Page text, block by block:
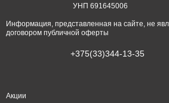
УНП 691645006
Информация, представленная на сайте, не
договором публичной оферты
+375(33)344-13-35
Акции